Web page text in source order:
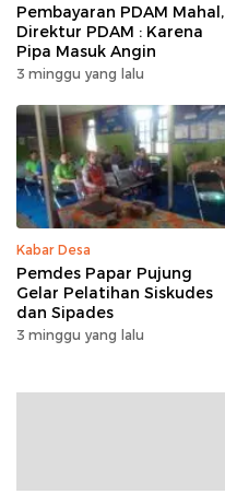
Pembayaran PDAM Mahal,
Direktur PDAM : Karena
Pipa Masuk Angin
3 minggu yang lalu
Kabar Desa
Pemdes Papar Pujung
Gelar Pelatihan Siskudes
dan Sipades
3 minggu yang lalu